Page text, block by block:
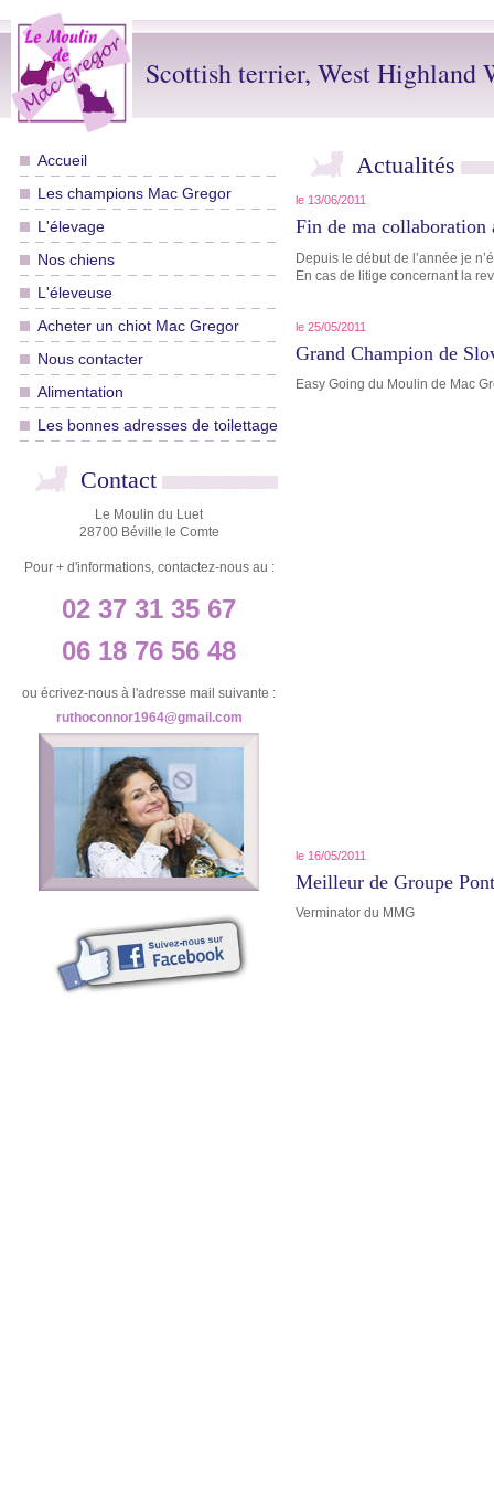
Scottish terrier, West
Accueil
Les champions Mac Gregor
L'élevage
Nos chiens
L'éleveuse
Acheter un chiot Mac Gregor
Nous contacter
Alimentation
Les bonnes adresses de toilettage
Contact
Le Moulin du Luet
28700 Béville le Comte
Pour + d'informations, contactez-nous au :
02 37 31 35 67
06 18 76 56 48
ou écrivez-nous à l'adresse mail suivante :
ruthoconnor1964@gmail.com
Actualités
le 13/06/2011
Fin de ma collaboration
Depuis le début de l’année je
En cas de litige concernant la
le 25/05/2011
Grand Champion de
Easy Going du Moulin de Mac
le 16/05/2011
Meilleur de Groupe
Verminator du MMG